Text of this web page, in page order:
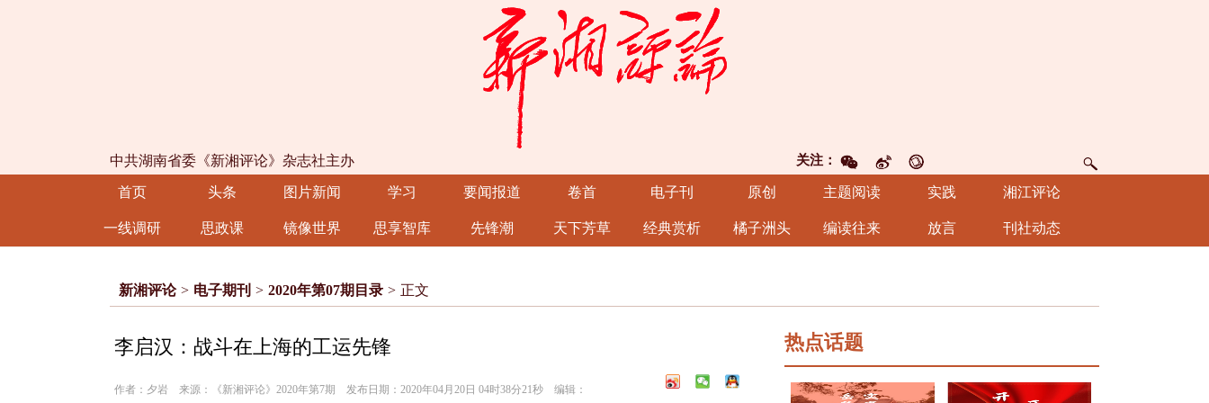
关注：
中共湖南省委《新湘评论》杂志社主办
首页 头条 图片新闻 学习 要闻报道 卷首 电子刊 原创 主题阅读 实践 湘江评论
一线调研 思政课 镜像世界 思享智库 先锋潮 天下芳草 经典赏析 橘子洲头 编读往来 放言 刊社动态
新湘评论 > 电子期刊 > 2020年第07期目录 > 正文
李启汉：战斗在上海的工运先锋
作者：夕岩 来源：《新湘评论》2020年第7期 发布日期：2020年04月20日 04时38分21秒 编辑：
热点话题